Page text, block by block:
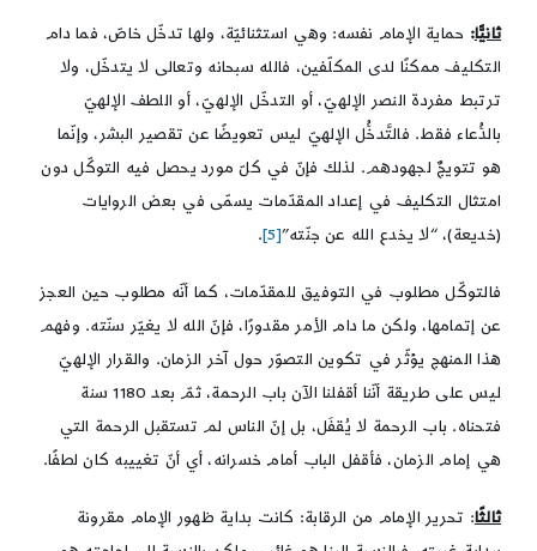
ثانيًّا: حماية الإمام نفسه: وهي استثنائيّة، ولها تدخّل خاصّ، فما دام
التكليف ممكنًا لدى المكلّفين، فالله سبحانه وتعالى لا يتدخّل، ولا
ترتبط مفردة النصر الإلهيّ، أو التدخّل الإلهيّ، أو اللطف الإلهيّ
بالدُّعاء فقط. فالتَّدخُّل الإلهيّ ليس تعويضًا عن تقصير البشر، وإنّما
هو تتويجٌ لجهودهم. لذلك فإنّ في كلّ مورد يحصل فيه التوكّل دون
امتثال التكليف في إعداد المقدّمات يسمّى في بعض الروايات
(خديعة)، “لا يخدع الله عن جنّته”[5]
.
فالتوكّل مطلوب في التوفيق للمقدّمات، كما أنّه مطلوب حين العجز
عن إتمامها، ولكن ما دام الأمر مقدورًا، فإنّ الله لا يغيّر سنّته. وفهم
هذا المنهج يؤثّر في تكوين التصوّر حول آخر الزمان. والقرار الإلهيّ
ليس على طريقة أنّنا أقفلنا الآن باب الرحمة، ثمّ بعد 1180 سنة
فتحناه. باب الرحمة لا يُقفَل، بل إنّ الناس لم تستقبل الرحمة التي
هي إمام الزمان، فأقفل الباب أمام خسرانه، أي أنّ تغييبه كان لطفًا.
ثالثًا: تحرير الإمام من الرقابة: كانت بداية ظهور الإمام مقرونة